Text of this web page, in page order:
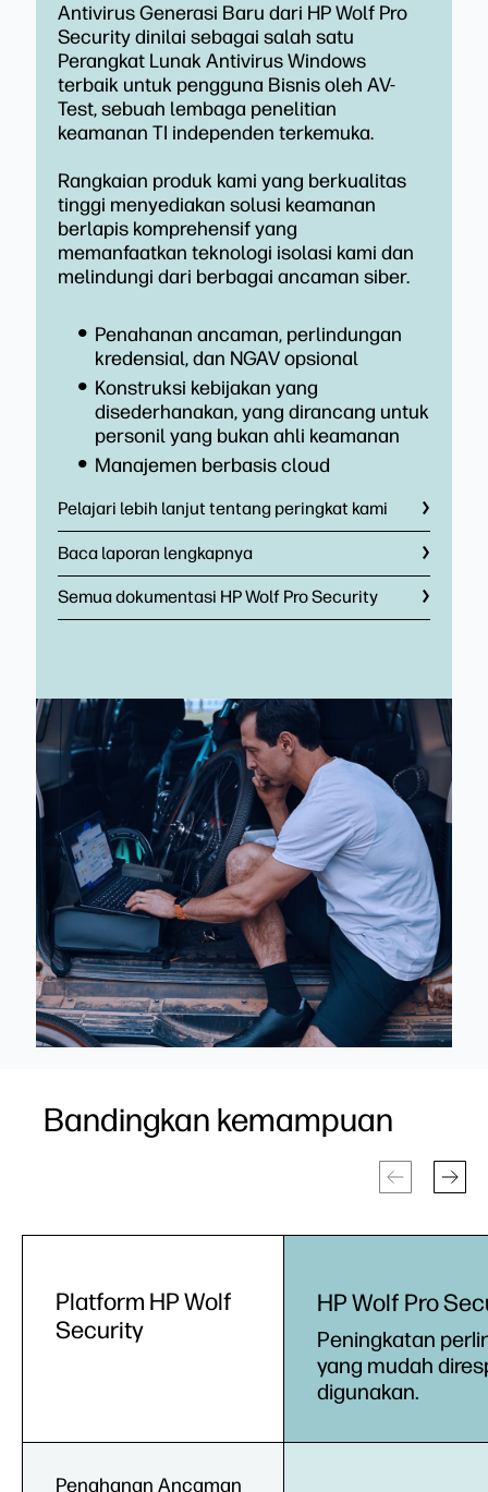
Antivirus Generasi Baru dari HP Wolf Pro
Security dinilai sebagai salah satu
Perangkat Lunak Antivirus Windows
terbaik untuk pengguna Bisnis oleh AV-
Test, sebuah lembaga penelitian
keamanan TI independen terkemuka.
Rangkaian produk kami yang berkualitas
tinggi menyediakan solusi keamanan
berlapis komprehensif yang
memanfaatkan teknologi isolasi kami dan
melindungi dari berbagai ancaman siber.
Penahanan ancaman, perlindungan
kredensial, dan NGAV opsional
Konstruksi kebijakan yang
disederhanakan, yang dirancang untuk
personil yang bukan ahli keamanan
Manajemen berbasis cloud
Pelajari lebih lanjut tentang peringkat kami
Baca laporan lengkapnya
Semua dokumentasi HP Wolf Pro Security
Bandingkan kemampuan
Platform HP Wolf
Security
Penahanan Ancaman
HP Wolf Pro
Peningkatan
yang mudah
digunakan.